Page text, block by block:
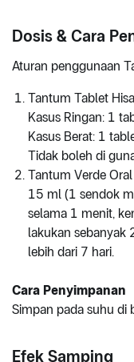
Dosis & Cara
Aturan penggunaan
Tantum Tablet
Kasus Ringan: 1
Kasus Berat: 1
Tidak boleh di
Tantum Verde Oral
15 ml (1 sendok
selama 1 menit,
lakukan sebanyak
lebih dari 7 hari.
Cara Penyimpanan
Simpan pada suhu di
Efek Samping